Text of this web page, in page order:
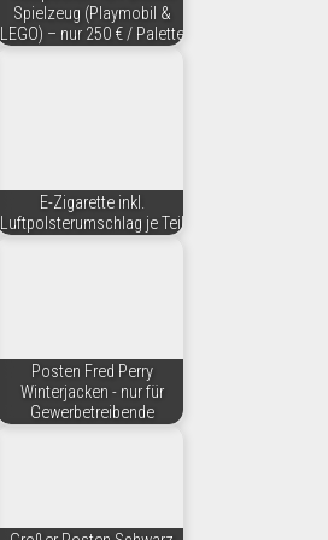
Spielzeug (Playmobil &
LEGO) – nur 250 € / Palette
E-Zigarette inkl.
Luftpolsterumschlag je Teil
Posten Fred Perry
Winterjacken - nur für
Gewerbetreibende